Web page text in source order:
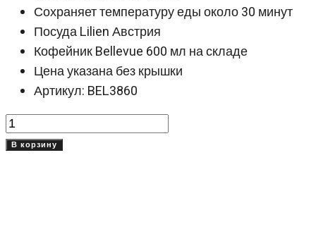
Сохраняет температуру еды около 30 минут
Посуда Lilien Австрия
Кофейник Bellevue 600 мл на складе
Цена указана без крышки
Артикул: BEL3860
Количество
товара
В корзину